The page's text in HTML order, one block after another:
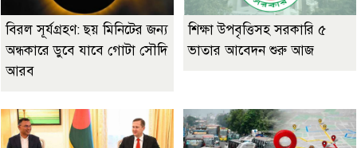
বিরল সূর্যগ্রহণ: ছয় মিনিটের জন্য
অন্ধকারে ডুবে যাবে গোটা সৌদি
আরব
শিক্ষা উপবৃত্তিসহ সরকারি ৫
ভাতার আবেদন শুরু আজ